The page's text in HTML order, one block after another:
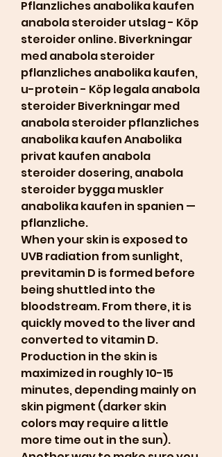
Pflanzliches anabolika kaufen
anabola steroider utslag - Köp
steroider online. Biverkningar
med anabola steroider
pflanzliches anabolika kaufen,
u-protein - Köp legala anabola
steroider Biverkningar med
anabola steroider pflanzliches
anabolika kaufen Anabolika
privat kaufen anabola
steroider dosering, anabola
steroider bygga muskler
anabolika kaufen in spanien —
pflanzliche.
When your skin is exposed to
UVB radiation from sunlight,
previtamin D is formed before
being shuttled into the
bloodstream. From there, it is
quickly moved to the liver and
converted to vitamin D.
Production in the skin is
maximized in roughly 10-15
minutes, depending mainly on
skin pigment (darker skin
colors may require a little
more time out in the sun).